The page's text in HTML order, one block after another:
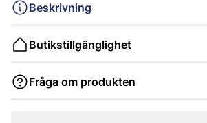
Beskrivning
Butikstillgänglighet
Fråga om produkten